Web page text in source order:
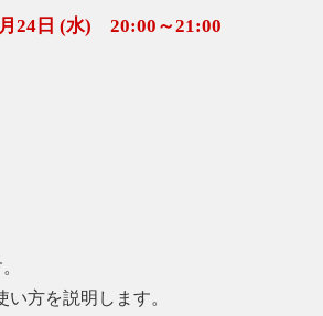
24日 (水) 20:00～21:00
方を説明します。